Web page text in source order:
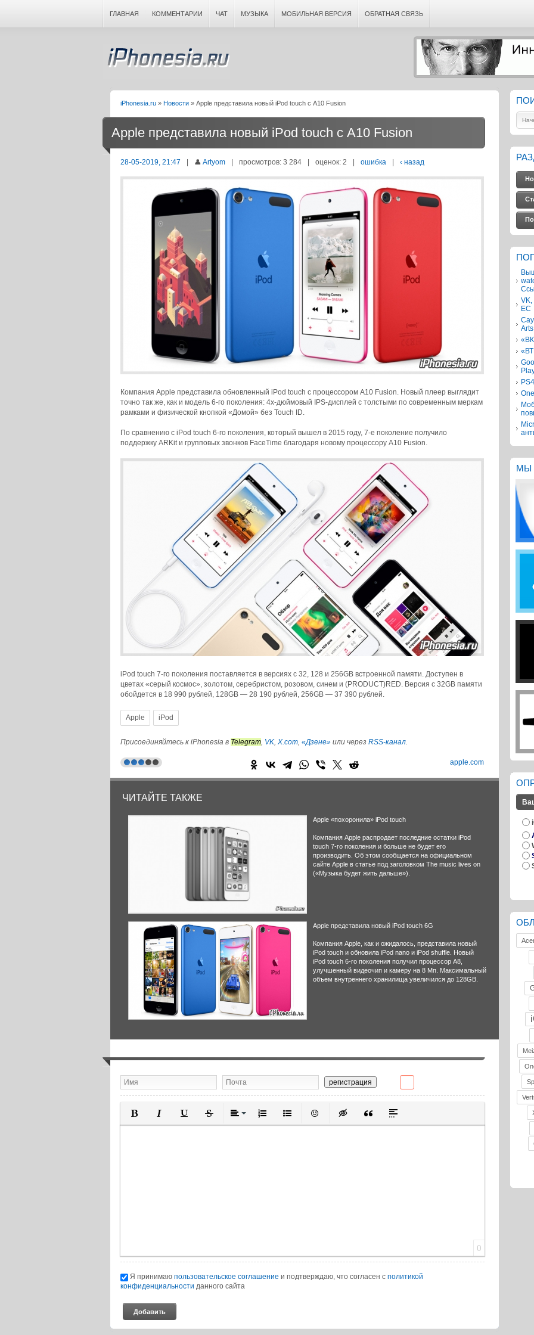
ГЛАВНАЯ КОММЕНТАРИИ ЧАТ МУЗЫКА МОБИЛЬНАЯ ВЕРСИЯ ОБРАТНАЯ СВЯЗЬ
iPhonesia.ru » Новости » Apple представила новый iPod touch с A10 Fusion
Apple представила новый iPod touch с A10 Fusion
28-05-2019, 21:47 | 👤 Artyom | просмотров: 3 284 | оценок: 2 | ошибка | ‹ назад
Компания Apple представила обновленный iPod touch с процессором A10 Fusion. Новый плеер выглядит
точно так же, как и модель 6-го поколения: 4х-дюймовый IPS-дисплей с толстыми по современным меркам
рамками и физической кнопкой «Домой» без Touch ID.
По сравнению с iPod touch 6-го поколения, который вышел в 2015 году, 7-е поколение получило
поддержку ARKit и групповых звонков FaceTime благодаря новому процессору A10 Fusion.
iPod touch 7-го поколения поставляется в версиях с 32, 128 и 256GB встроенной памяти. Доступен в
цветах «серый космос», золотом, серебристом, розовом, синем и (PRODUCT)RED. Версия с 32GB памяти
обойдется в 18 990 рублей, 128GB — 28 190 рублей, 256GB — 37 390 рублей.
Apple
iPod
Присоединяйтесь к iPhonesia в Telegram, VK, X.com, «Дзене» или через RSS-канал.
apple.com
ЧИТАЙТЕ ТАКЖЕ
Apple «похоронила» iPod touch
Компания Apple распродает последние остатки iPod
touch 7-го поколения и больше не будет его
производить. Об этом сообщается на официальном
сайте Apple в статье под заголовком The music lives on
(«Музыка будет жить дальше»).
Apple представила новый iPod touch 6G
Компания Apple, как и ожидалось, представила новый
iPod touch и обновила iPod nano и iPod shuffle. Новый
iPod touch 6-го поколения получил процессор A8,
улучшенный видеочип и камеру на 8 Мп. Максимальный
объем внутреннего хранилища увеличился до 128GB.
регистрация
Полужирный
КурсивПодчеркнутый
ЗачеркнутыйВыравнивание
Нумерованный список
Маркированный список
Вставить смайлик
Вставка скрытого текста
Вставка цитаты
Вставка спойлера
0
Я принимаю пользовательское соглашение и подтверждаю, что согласен с политикой
конфиденциальности данного сайта
VK,
ЕС
Arts
МЫ